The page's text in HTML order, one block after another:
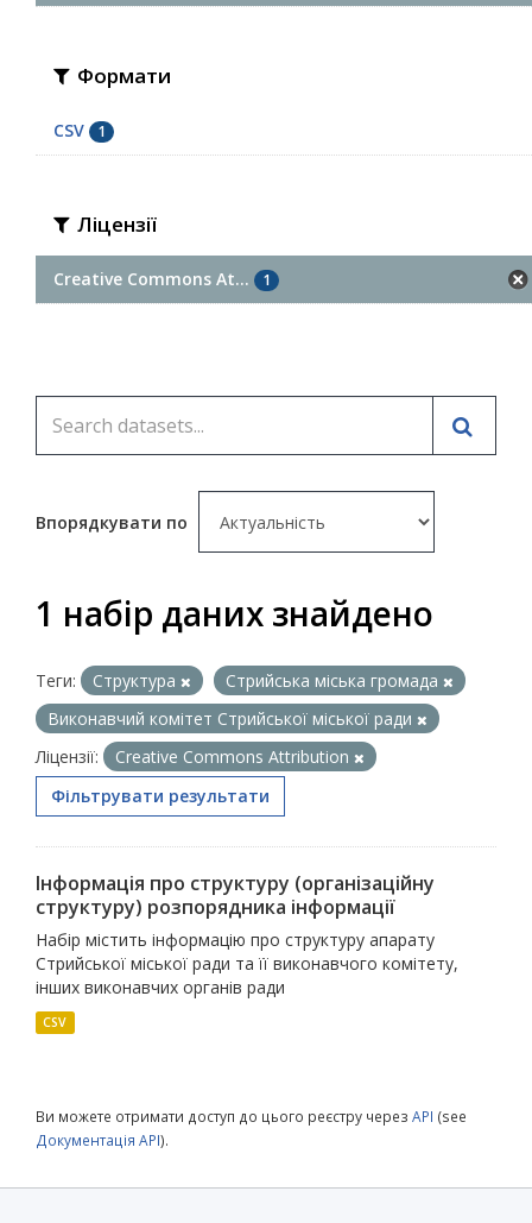
Формати
CSV 1
Ліцензії
Creative Commons At... 1
Впорядкувати по
1 набір даних знайдено
Теги: Структура
Стрийська міська громада
Виконавчий комітет Стрийської міської ради
Ліцензії:
Creative Commons Attribution
Фільтрувати результати
Інформація про структуру (організаційну
структуру) розпорядника інформації
Набір містить інформацію про структуру апарату
Стрийської міської ради та її виконавчого комітету,
інших виконавчих органів ради
CSV
Ви можете отримати доступ до цього реєстру через API (see
Документація API).